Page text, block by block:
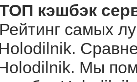
кэшбэк
Рейтинг самых
Мы